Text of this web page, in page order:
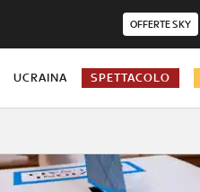
OFFERTE SKY
UCRAINA SPETTACOLO